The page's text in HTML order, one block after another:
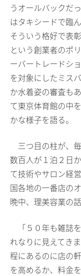
うオールバックだ
はタキシードで臨
そういう格好で表
という創業者のポ
ーバートレードシ
を対象にしたミス
か水着姿の審査も
て東京体育館の中
かな様子を語る。
三つ目の柱が、
数百人が１泊２日
て技術やサロン経
国各地の一番店の
晩中、理美容業の
「５０年も雑誌
れなりに見えてき
程にあるのに店の
を高めるか、料金